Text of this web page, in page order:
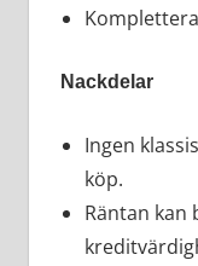
Nackdelar
Ingen
köp.
Räntan kan